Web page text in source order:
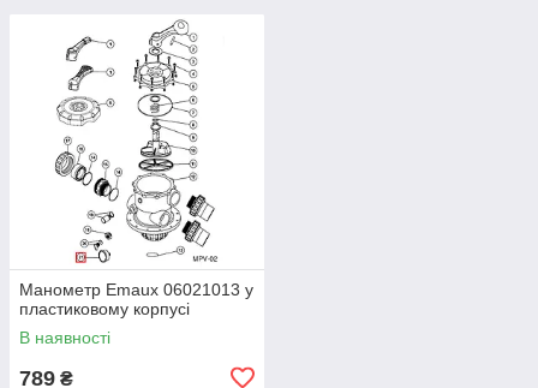
Манометр Emaux 06021013 у
пластиковому корпусі
В наявності
789 ₴